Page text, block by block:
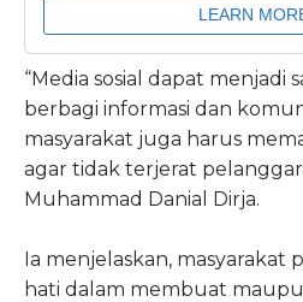
“Media sosial dapat menjadi
berbagi informasi dan
masyarakat juga harus
agar tidak terjerat
Muhammad Danial Dirja.
Ia menjelaskan, masyarakat
hati dalam membuat